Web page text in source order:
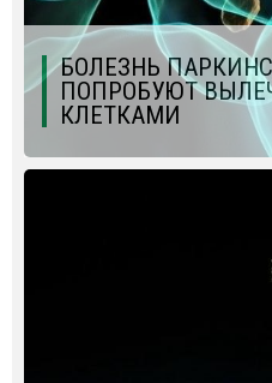
БОЛЕЗНЬ
ПОПРОБУЮТ
КЛЕТКАМИ